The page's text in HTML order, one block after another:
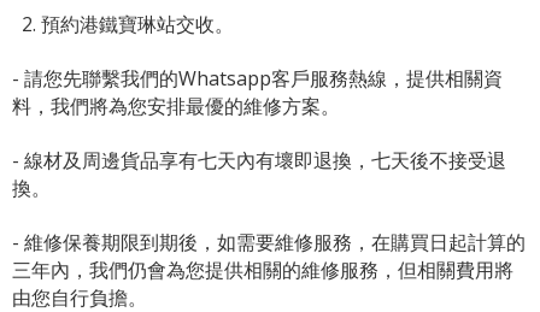
2. 預約港鐵寶琳站交收。
- 請您先聯繫我們的Whatsapp客戶服務熱線 ，提供相關資
料，我們將為您安排最優的維修方案。
- 線材及周邊貨品享有七天內有壞即退換，七天後不接受退
換。
- 維修保養期限到期後，如需要維修服務，在購買日起計算的
三年內，我們仍會為您提供相關的維修服務，但相關費用將
由您自行負擔。